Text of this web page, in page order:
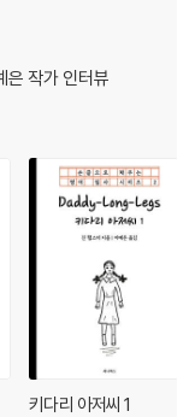
은 작가 인터뷰
키다리 아저씨 1